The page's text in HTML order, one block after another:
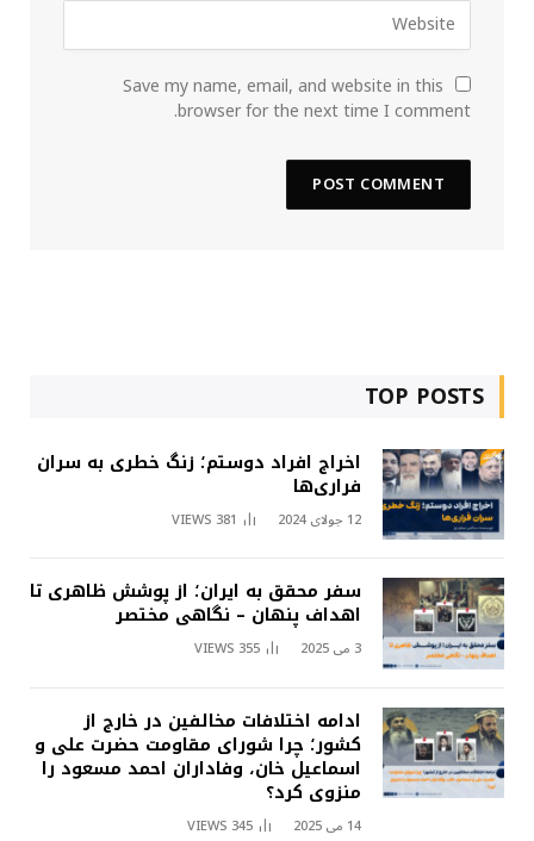
Save my name, email, and website in this
browser for the next time I comment.
TOP POSTS
اخراج افراد دوستم؛ زنگ خطری به سران
فراری‌ها
12 جولای 2024 381
VIEWS
سفر محقق به ایران؛ از پوشش ظاهری تا
اهداف پنهان – نگاهی مختصر
3 می 2025 355
VIEWS
ادامه اختلافات مخالفین در خارج از
کشور؛ چرا شورای مقاومت حضرت علی و
اسماعیل خان، وفاداران احمد مسعود را
منزوی کرد؟
14 می 2025 345
VIEWS